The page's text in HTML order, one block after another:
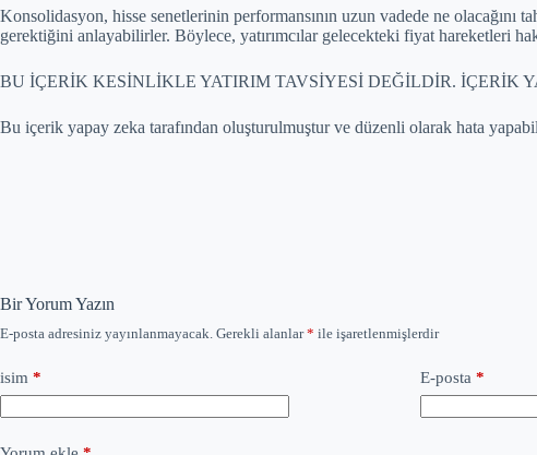
Konsolidasyon, hisse senetlerinin performansının uzun vadede ne
gerektiğini anlayabilirler. Böylece, yatırımcılar gelecekteki fiyat hareketleri
BU İÇERİK KESİNLİKLE YATIRIM TAVSİYESİ DEĞİLDİR. İÇERİK
Bu içerik yapay zeka tarafından oluşturulmuştur ve düzenli olarak hata
Bir Yorum Yazın
E-posta adresiniz yayınlanmayacak. Gerekli alanlar* ile işaretlenmişlerdir
isim * E-posta *